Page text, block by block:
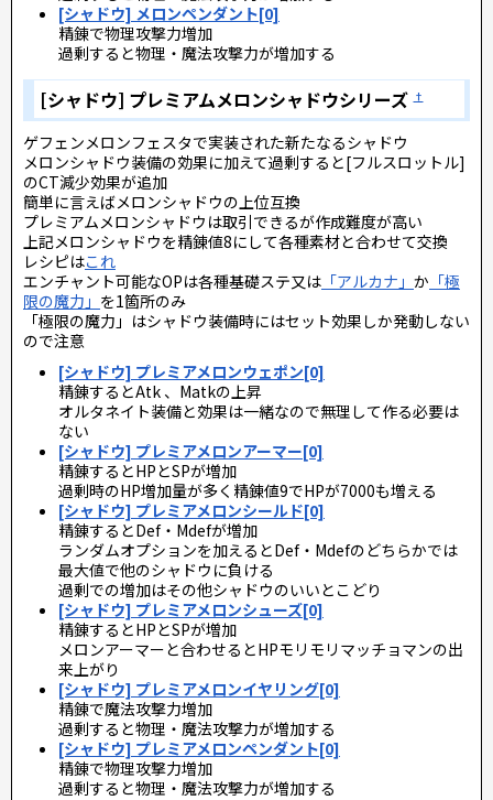
[シャドウ] メロンペンダント[0]
精錬で物理攻撃力増加
過剰すると物理・魔法攻撃力が増加する
[シャドウ] プレミアムメロンシャドウシリーズ †
ゲフェンメロンフェスタで実装された新たなるシャドウ
メロンシャドウ装備の効果に加えて過剰すると[フルスロットル]
のCT減少効果が追加
簡単に言えばメロンシャドウの上位互換
プレミアムメロンシャドウは取引できるが作成難度が高い
上記メロンシャドウを精錬値8にして各種素材と合わせて交換
レシピはこれ
エンチャント可能なOPは各種基礎ステ又は 「アルカナ」 か 「極
限の魔力」 を1箇所のみ
「極限の魔力」はシャドウ装備時にはセット効果しか発動しない
ので注意
[シャドウ] プレミアメロンウェポン[0]
精錬するとAtk 、Matkの上昇
オルタネイト装備と効果は一緒なので無理して作る必要は
ない
[シャドウ] プレミアメロンアーマー[0]
精錬するとHPとSPが増加
過剰時のHP増加量が多く精錬値9でHPが7000も増える
[シャドウ] プレミアメロンシールド[0]
精錬するとDef・Mdefが増加
ランダムオプションを加えるとDef・Mdefのどちらかでは
最大値で他のシャドウに負ける
過剰での増加はその他シャドウのいいとこどり
[シャドウ] プレミアメロンシューズ[0]
精錬するとHPとSPが増加
メロンアーマーと合わせるとHPモリモリマッチョマンの出
来上がり
[シャドウ] プレミアメロンイヤリング[0]
精錬で魔法攻撃力増加
過剰すると物理・魔法攻撃力が増加する
[シャドウ] プレミアメロンペンダント[0]
精錬で物理攻撃力増加
過剰すると物理・魔法攻撃力が増加する